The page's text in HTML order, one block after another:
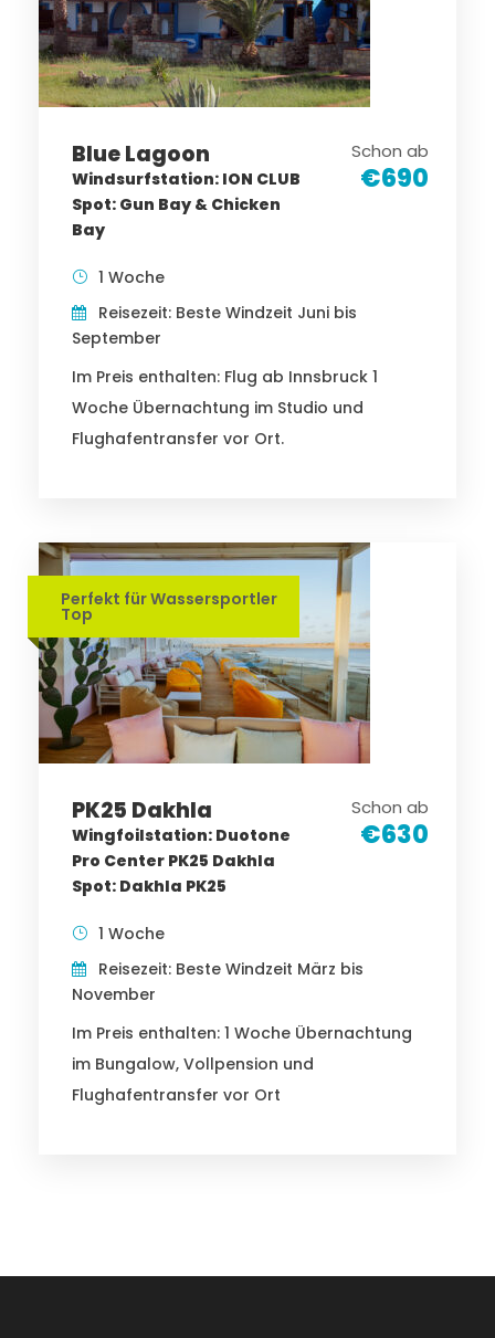
Blue Lagoon
Windsurfstation: ION CLUB
Spot: Gun Bay & Chicken
Bay
Schon ab
€690
1 Woche
Reisezeit: Beste Windzeit Juni bis
September
Im Preis enthalten: Flug ab Innsbruck 1
Woche Übernachtung im Studio und
Flughafentransfer vor Ort.
Perfekt für Wassersportler
Top
PK25 Dakhla
Wingfoilstation: Duotone
Pro Center PK25 Dakhla
Spot: Dakhla PK25
Schon ab
€630
1 Woche
Reisezeit: Beste Windzeit März bis
November
Im Preis enthalten: 1 Woche Übernachtung
im Bungalow, Vollpension und
Flughafentransfer vor Ort